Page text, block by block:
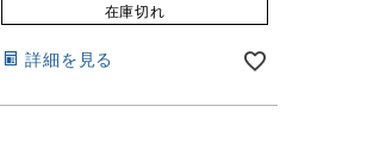
在庫切れ
詳細を見る